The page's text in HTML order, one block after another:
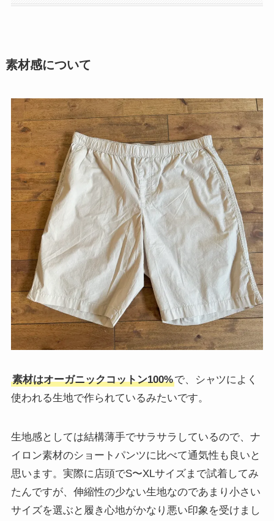
素材感について
素材はオーガニックコットン100%で、シャツによく
使われる生地で作られているみたいです。
生地感としては結構薄手でサラサラしているので、ナ
イロン素材のショートパンツに比べて通気性も良いと
思います。実際に店頭でS〜XLサイズまで試着してみ
たんですが、伸縮性の少ない生地なのであまり小さい
サイズを選ぶと履き心地がかなり悪い印象を受けまし